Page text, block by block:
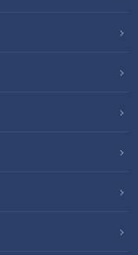
新幹線が全線ストップ、